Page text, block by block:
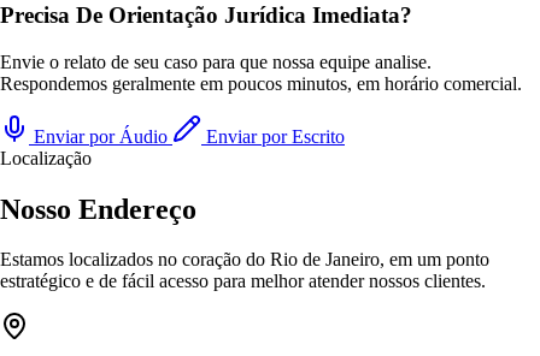
Precisa De Orientação Jurídica Imediata?
Envie o relato de seu caso para que nossa equipe analise.
Respondemos geralmente em poucos minutos, em horário comercial.
Enviar por Áudio
Enviar por Escrito
Localização
Nosso Endereço
Estamos localizados no coração do Rio de Janeiro, em um ponto
estratégico e de fácil acesso para melhor atender nossos clientes.